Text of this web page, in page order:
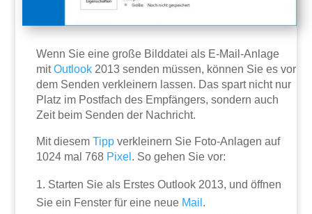
Wenn Sie eine große Bilddatei als E-Mail-Anlage
mitOutlook 2013 senden müssen, können Sie es vor
dem Senden verkleinern lassen. Das spart nicht nur
Platz im Postfach des Empfängers, sondern auch
Zeit beim Senden der Nachricht.
Mit diesemTipp verkleinern Sie Foto-Anlagen auf
1024 mal 768 Pixel . So gehen Sie vor:
Starten Sie als Erstes Outlook 2013, und öffnen
Sie ein Fenster für eine neue Mail .